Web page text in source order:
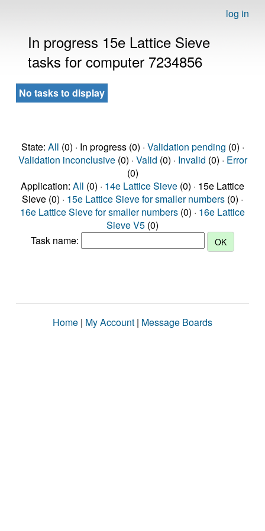
log in
In progress 15e Lattice Sieve
tasks for computer 7234856
No tasks to display
State: All (0) · In progress (0) · Validation pending (0) ·
Validation inconclusive(0) · Valid (0) · Invalid (0) · Error
(0)
Application: All (0) · 14e Lattice Sieve (0) · 15e Lattice
Sieve (0) · 15e Lattice Sieve for smaller numbers (0) ·
16e Lattice Sieve for smaller numbers (0) · 16e Lattice
Sieve V5 (0)
Task name:
Home | My Account | Message Boards